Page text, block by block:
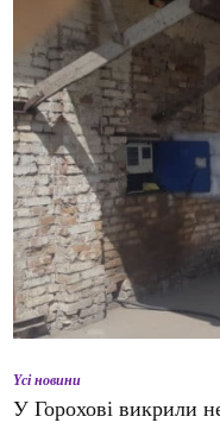
Yсі новини
У Горохові викрили